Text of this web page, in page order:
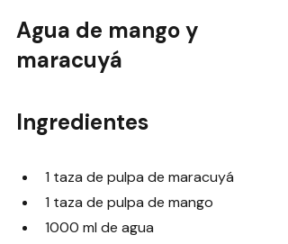
Agua de mango y
maracuyá
Ingredientes
1 taza de pulpa de maracuyá
1 taza de pulpa de mango
1000 ml de agua